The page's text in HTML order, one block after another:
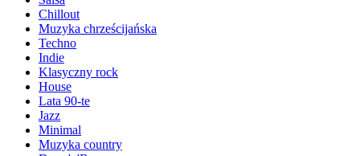
Chillout
Muzyka chrześcijańska
Techno
Indie
Klasyczny rock
House
Lata 90-te
Jazz
Minimal
Muzyka country